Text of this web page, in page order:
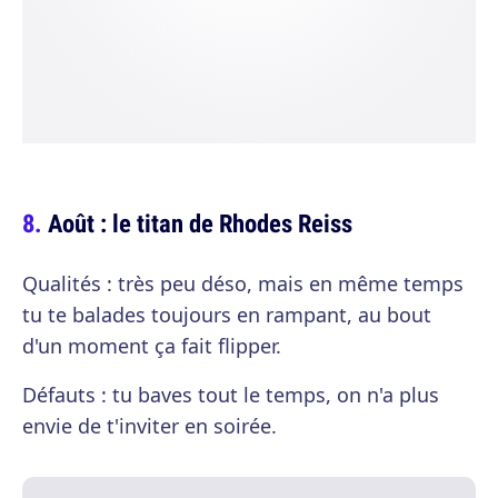
Août : le titan de Rhodes Reiss
Qualités : très peu déso, mais en même temps
tu te balades toujours en rampant, au bout
d'un moment ça fait flipper.
Défauts : tu baves tout le temps, on n'a plus
envie de t'inviter en soirée.